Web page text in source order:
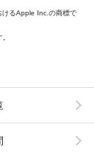
るApple Inc.の商標で